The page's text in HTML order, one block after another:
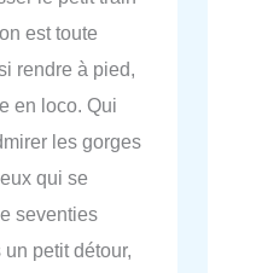
est toute
rendre à pied,
en loco. Qui
les gorges
qui se
seventies
petit détour,